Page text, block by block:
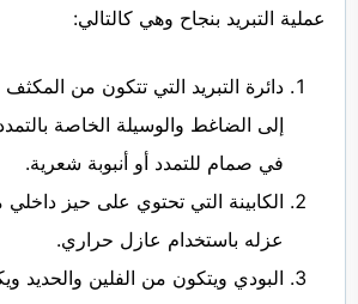
عملية التبريد بنجاح وهي كالتالي:
دائرة التبريد التي تتكون من المكثف
إلى الضاغط والوسيلة الخاصة
في صمام للتمدد أو أنبوبة شعرية.
الكابينة التي تحتوي على حيز
عزله باستخدام عازل حراري.
البودي ويتكون من الفلين والحديد